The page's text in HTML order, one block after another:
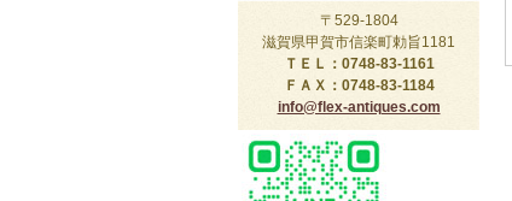
〒529-1804
滋賀県甲賀市信楽町勅旨1181
ＴＥＬ：0748-83-1161
ＦＡＸ：0748-83-1184
info@flex-antiques.com